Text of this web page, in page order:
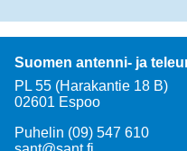
Suomen antenni- ja
PL 55 (Harakantie 18 B)
02601 Espoo
Puhelin (09) 547 610